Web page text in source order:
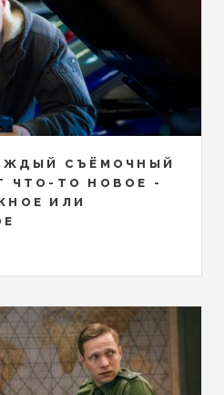
СЪЁМОЧНЫЙ
ЧТО-ТО НОВОЕ -
ИЛИ